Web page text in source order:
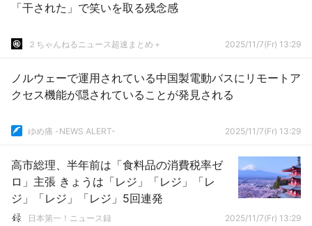
「干された」で笑いを取る残念感
２ちゃんねるニュース超速まとめ＋ 2025/11/7(Fr) 13:29
ノルウェーで運用されている中国製電動バスにリモートア
クセス機能が隠されていることが発見される
ゆめ痛 -NEWS ALERT- 2025/11/7(Fr) 13:29
高市総理、半年前は「食料品の消費税率ゼ
ロ」主張 きょうは「レジ」「レジ」「レ
ジ」「レジ」「レジ」5回連発
日本第一！ニュース録 2025/11/7(Fr) 13:29